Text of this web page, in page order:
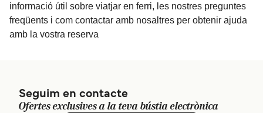
informació útil sobre viatjar en ferri, les nostres preguntes
freqüents i com contactar amb nosaltres per obtenir ajuda
amb la vostra reserva
Seguim en contacte
Ofertes exclusives a la teva bústia electrònica